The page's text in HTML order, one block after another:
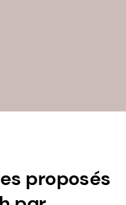
proposés